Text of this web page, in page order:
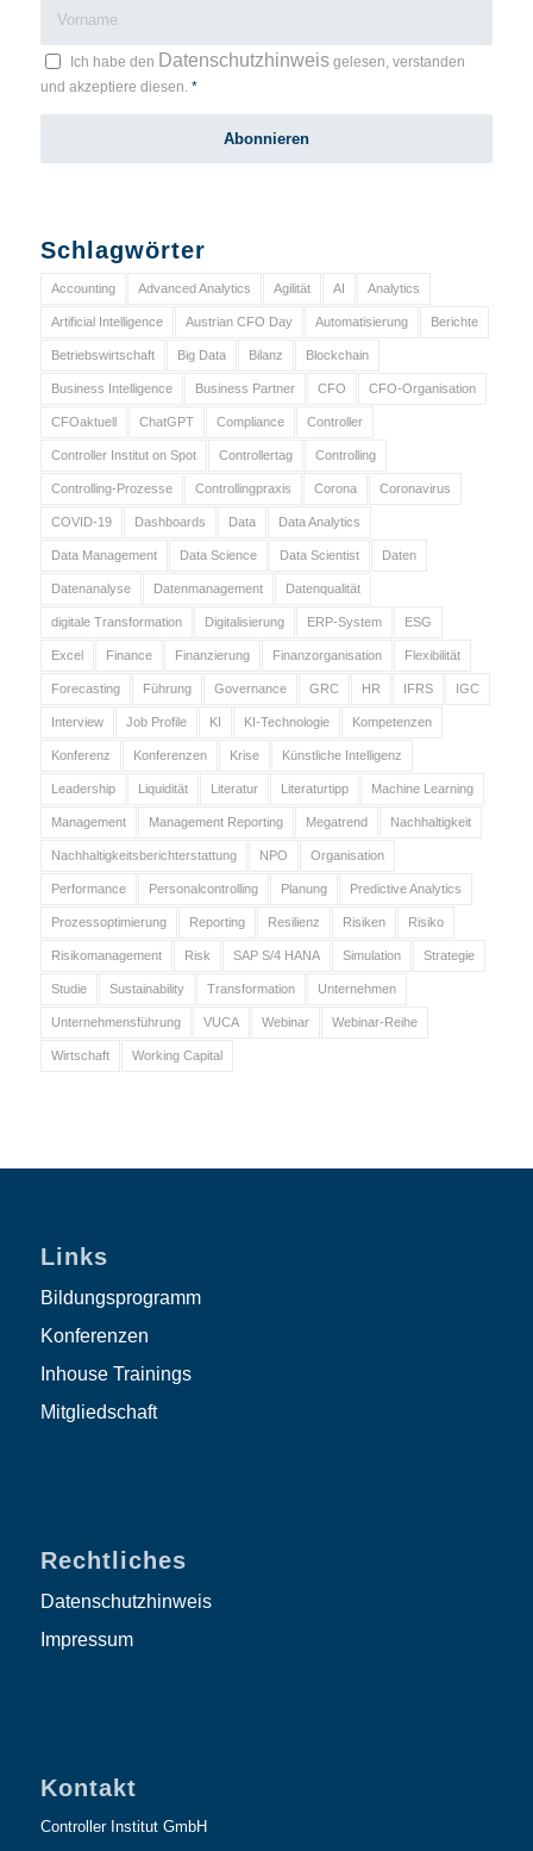
Ich habe den Datenschutzhinweisgelesen, verstanden
und akzeptiere diesen. *
Schlagwörter
Accounting Advanced Analytics Agilität AI Analytics
Artificial Intelligence Austrian CFO Day Automatisierung Berichte
Betriebswirtschaft Big Data Bilanz Blockchain
Business Intelligence Business Partner CFO CFO-Organisation
CFOaktuell ChatGPT Compliance Controller
Controller Institut on Spot Controllertag Controlling
Controlling-Prozesse Controllingpraxis Corona Coronavirus
COVID-19 Dashboards Data Data Analytics
Data Management Data Science Data Scientist Daten
Datenanalyse Datenmanagement Datenqualität
digitale Transformation Digitalisierung ERP-System ESG
Excel Finance Finanzierung Finanzorganisation Flexibilität
Forecasting Führung Governance GRC HR IFRS IGC
Interview Job Profile KI KI-Technologie Kompetenzen
Konferenz Konferenzen Krise Künstliche Intelligenz
Leadership Liquidität Literatur Literaturtipp Machine Learning
Management Management Reporting Megatrend Nachhaltigkeit
Nachhaltigkeitsberichterstattung NPO Organisation
Performance Personalcontrolling Planung Predictive Analytics
Prozessoptimierung Reporting Resilienz Risiken Risiko
Risikomanagement Risk SAP S/4 HANA Simulation Strategie
Studie Sustainability Transformation Unternehmen
Unternehmensführung VUCA Webinar Webinar-Reihe
Wirtschaft Working Capital
Links
Bildungsprogramm
Konferenzen
Inhouse Trainings
Mitgliedschaft
Rechtliches
Datenschutzhinweis
Impressum
Kontakt
Controller Institut GmbH